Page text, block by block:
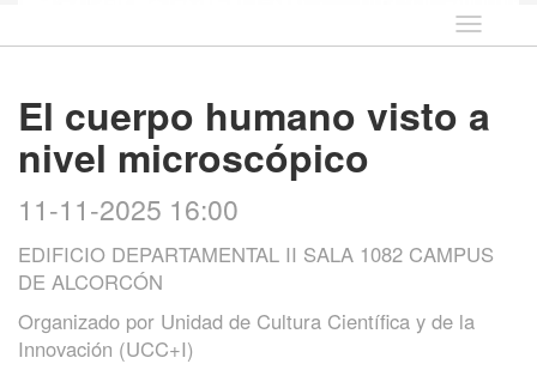
Idioma
El cuerpo humano visto a
nivel microscópico
11-11-2025 16:00
EDIFICIO DEPARTAMENTAL II SALA 1082 CAMPUS
DE ALCORCÓN
Organizado por Unidad de Cultura Científica y de la
Innovación (UCC+I)